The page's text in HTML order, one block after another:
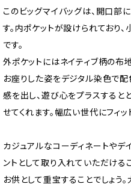
このビッグマイバッグは、開口部
す。内ポケットが設けられており
です。
外ポケットにはネイティブ柄の布
お座りした姿をデジタル染色で
感を出し、遊び心をプラスすると
せてくれます。幅広い世代にフィ
カジュアルなコーディネートやデ
ントとして取り入れていただける
お供として重宝することでしょう